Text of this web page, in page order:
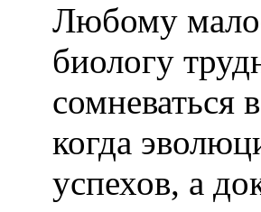
Любому
биологу
сомневаться
когда
успехов, а